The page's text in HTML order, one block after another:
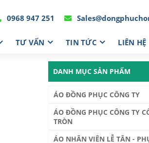
0968 947 251
TƯ VẤN TIN TỨC LIÊN HỆ
DANH MỤC SẢN PHẨM
ÁO ĐỒNG PHỤC CÔNG TY
ÁO ĐỒNG PHỤC CÔNG TY
TRÒN
ÁO NHÂN VIÊN LỄ TÂN -